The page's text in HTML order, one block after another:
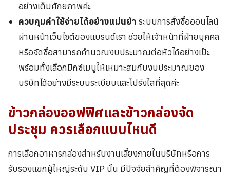
อย่างเต็มศักยภาพค่ะ
ควบคุมค่าใช้จ่ายได้อย่างแม่นยำระบบการสั่งซื้อออนไลน์
ผ่านหน้าเว็บไซต์ของแบรนด์เรา ช่วยให้เจ้าหน้าที่ฝ่ายบุคคล
หรือจัดซื้อสามารถคำนวณงบประมาณต่อหัวได้อย่างเป๊ะ
พร้อมทั้งเลือกมิกซ์เมนูให้เหมาะสมกับงบประมาณของ
บริษัทได้อย่างมีระบบระเบียบและโปร่งใสที่สุดค่ะ
ข้าวกล่องออฟฟิศและข้าวกล่องจัด
ประชุม ควรเลือกแบบไหนดี
การเลือกอาหารกล่องสำหรับงานเลี้ยงภายในบริษัทหรือการ
รับรองแขกผู้ใหญ่ระดับ VIP นั้น มีปัจจัยสำคัญที่ต้องพิจารณา